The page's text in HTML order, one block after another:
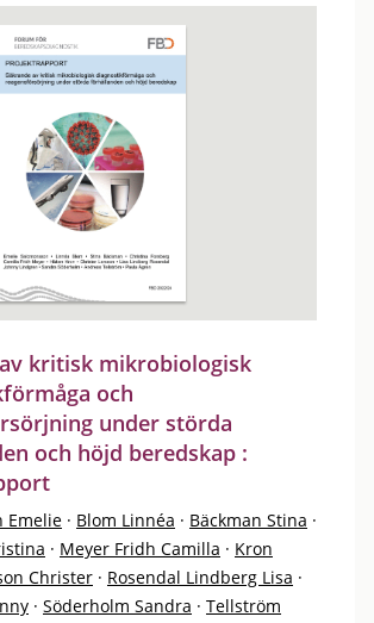
kritisk mikrobiologisk
och
under störda
och höjd beredskap :
Emelie · Blom Linnéa · Bäckman Stina ·
· Meyer Fridh Camilla · Kron
Christer · Rosendal Lindberg Lisa ·
· Söderholm Sandra · Tellström